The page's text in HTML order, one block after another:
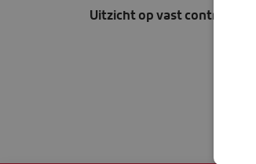
Uitzicht op vast contract